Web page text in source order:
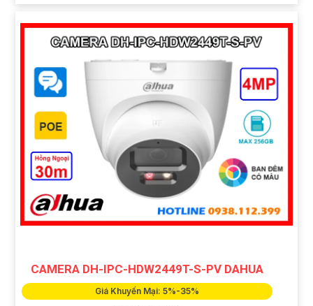
CAMERA DH-IPC-HDW2449T-S-PV DAHUA
Giá Khuyến Mại: 5%-35%